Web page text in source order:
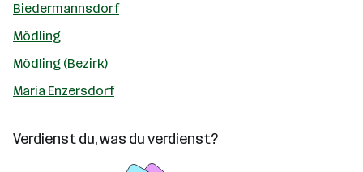
Biedermannsdorf
Mödling
Mödling (Bezirk)
Maria Enzersdorf
Verdienst du, was du verdienst?